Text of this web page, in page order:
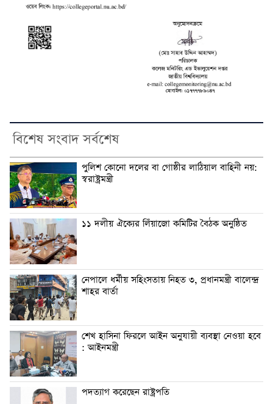
বিশেষ সংবাদ সর্বশেষ
পুলিশ কোনো দলের বা গোষ্ঠীর লাঠিয়াল বাহিনী নয়:
স্বরাষ্ট্রমন্ত্রী
১১ দলীয় ঐক্যের লিঁয়াজো কমিটির বৈঠক অনুষ্ঠিত
নেপালে ধর্মীয় সহিংসতায় নিহত ৩, প্রধানমন্ত্রী বালেন্দ্র
শাহর বার্তা
শেখ হাসিনা ফিরলে আইন অনুযায়ী ব্যবস্থা নেওয়া হবে
: আইনমন্ত্রী
পদত্যাগ করেছেন রাষ্ট্রপতি